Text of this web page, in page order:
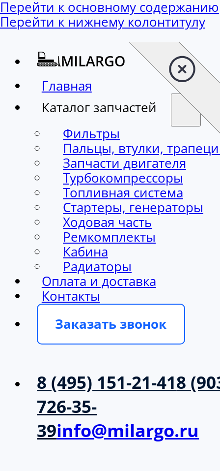
Перейти к основному содержанию
Перейти к нижнему колонтитулу
Главная
Каталог запчастей
Фильтры
Пальцы, втулки,
Запчасти двигателя
Турбокомпрессоры
Топливная система
Стартеры, генераторы
Ходовая часть
Ремкомплекты
Кабина
Радиаторы
Оплата и доставка
Контакты
Заказать звонок
8 (495) 151-21-418
726-35-
39info@milargo.ru